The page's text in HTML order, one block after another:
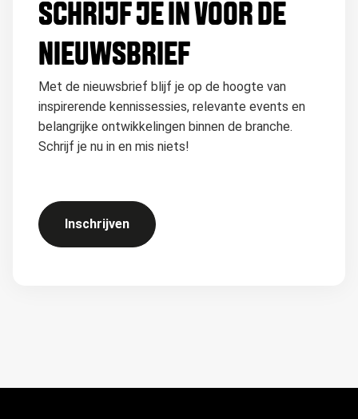
SCHRIJF JE IN VOOR DE
NIEUWSBRIEF
Met de nieuwsbrief blijf je op de hoogte van
inspirerende kennissessies, relevante events en
belangrijke ontwikkelingen binnen de branche.
Schrijf je nu in en mis niets!
Inschrijven